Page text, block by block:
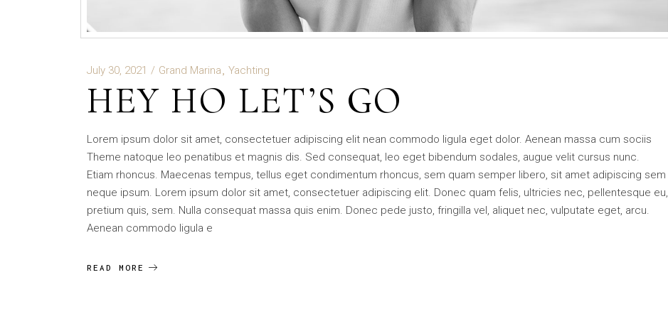
July 30, 2021 Grand Marina Yachting
HEY HO LET’S GO
Lorem ipsum dolor sit amet, consectetuer adipiscing elit nean commodo ligula eget dolor. Aenean massa cum sociis
Theme natoque leo penatibus et magnis dis. Sed consequat, leo eget bibendum sodales, augue velit cursus nunc.
Etiam rhoncus. Maecenas tempus, tellus eget condimentum rhoncus, sem quam semper libero, sit amet adipiscing sem
neque ipsum. Lorem ipsum dolor sit amet, consectetuer adipiscing elit. Donec quam felis, ultricies nec, pellentesque eu,
pretium quis, sem. Nulla consequat massa quis enim. Donec pede justo, fringilla vel, aliquet nec, vulputate eget, arcu.
Aenean commodo ligula e
READ MORE